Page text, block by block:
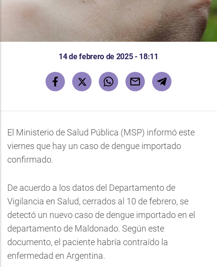
14 de febrero de 2025 - 18:11
El Ministerio de Salud Pública (MSP) informó este
viernes que hay un caso de dengue importado
confirmado.
De acuerdo a los datos del Departamento de
Vigilancia en Salud, cerrados al 10 de febrero, se
detectó un nuevo caso de dengue importado en el
departamento de Maldonado. Según este
documento, el paciente habría contraído la
enfermedad en Argentina.